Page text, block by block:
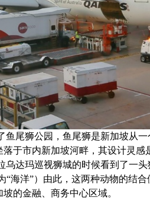
尾狮公园，鱼尾狮是新加坡从一
于市内新加坡河畔，其设计灵感
乌达玛巡视狮城的时候看到了一
海洋”）由此，这两种动物的结合
的金融、商务中心区域。